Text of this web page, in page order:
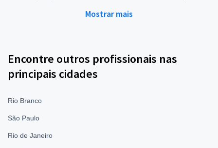
Mostrar mais
Encontre outros profissionais nas
principais cidades
Rio Branco
São Paulo
Rio de Janeiro